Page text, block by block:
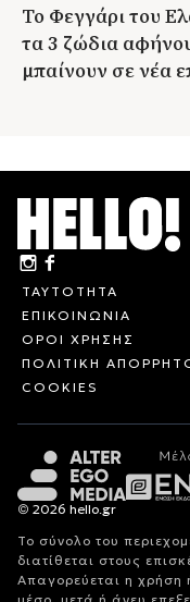
Το Φεγγάρι του
τα 3 ζώδια
μπαίνουν σε νέα
ΤΑΥΤΟΤΗΤΑ
ΕΠΙΚΟΙΝΩΝΙΑ
ΟΡΟΙ ΧΡΗΣΗΣ
ΠΟΛΙΤΙΚΗ
COOKIES
© 2026 hello.gr
Το σύνολο του
διατίθεται στους
Απαγορεύεται η χρήση